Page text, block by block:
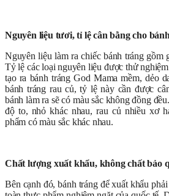
Nguyên liệu tươi, tỉ lệ cân bằng cho
Nguyên liệu làm ra chiếc bánh tráng gồm
Tỷ lệ các loại nguyên liệu được thử
tạo ra bánh tráng God Mama mềm, dẻo
bánh tráng rau củ, tỷ lệ này cần được
bánh làm ra sẽ có màu sắc không đồng
độ to, nhỏ khác nhau, rau củ nhiều xơ
phẩm có màu sắc khác nhau.
Chất lượng xuất khẩu, không chất bảo
Bên cạnh đó, bánh tráng để xuất khẩu